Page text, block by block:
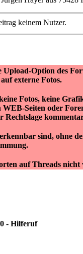
keinem Nutzer.
Upload-Option des
externe Fotos.
Fotos, keine
Seiten oder
Rechtslage
sind, ohne
auf Threads nicht
- Hilferuf